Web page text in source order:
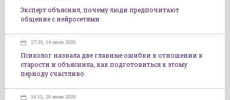
Эксперт объяснил, почему люди предпочитают
общение с нейросетями
17:39, 14 июля 2026
Психолог назвала две главные ошибки в отношении к
старости и объяснила, как подготовиться к этому
периоду счастливо
16:12, 26 июня 2026